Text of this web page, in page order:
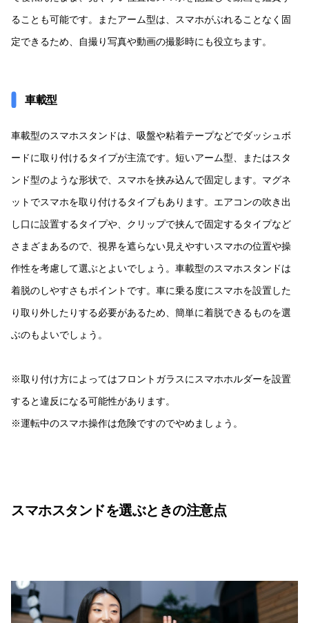
ることも可能です。またアーム型は、スマホがぶれることなく固
定できるため、自撮り写真や動画の撮影時にも役立ちます。
車載型
車載型のスマホスタンドは、吸盤や粘着テープなどでダッシュボ
ードに取り付けるタイプが主流です。短いアーム型、またはスタ
ンド型のような形状で、スマホを挟み込んで固定します。マグネ
ットでスマホを取り付けるタイプもあります。エアコンの吹き出
し口に設置するタイプや、クリップで挟んで固定するタイプなど
さまざまあるので、視界を遮らない見えやすいスマホの位置や操
作性を考慮して選ぶとよいでしょう。車載型のスマホスタンドは
着脱のしやすさもポイントです。車に乗る度にスマホを設置した
り取り外したりする必要があるため、簡単に着脱できるものを選
ぶのもよいでしょう。
※取り付け方によってはフロントガラスにスマホホルダーを設置
すると違反になる可能性があります。
※運転中のスマホ操作は危険ですのでやめましょう。
スマホスタンドを選ぶときの注意点